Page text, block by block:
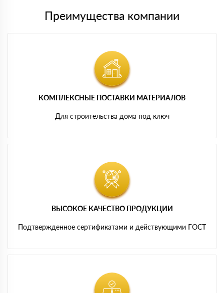
Преимущества компании
КОМПЛЕКСНЫЕ ПОСТАВКИ МАТЕРИАЛОВ
Для строительства дома под ключ
ВЫСОКОЕ КАЧЕСТВО ПРОДУКЦИИ
Подтвержденное сертификатами и действующими ГОСТ